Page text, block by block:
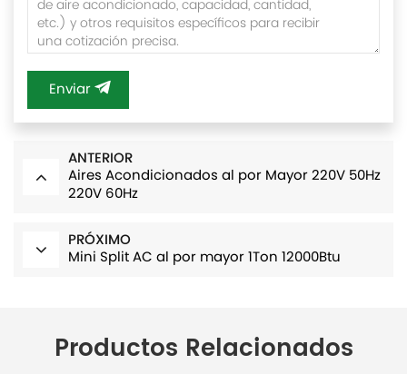
Enviar
ANTERIOR
Aires Acondicionados al por Mayor 220V 50Hz
220V 60Hz
PRÓXIMO
Mini Split AC al por mayor 1Ton 12000Btu
Productos Relacionados